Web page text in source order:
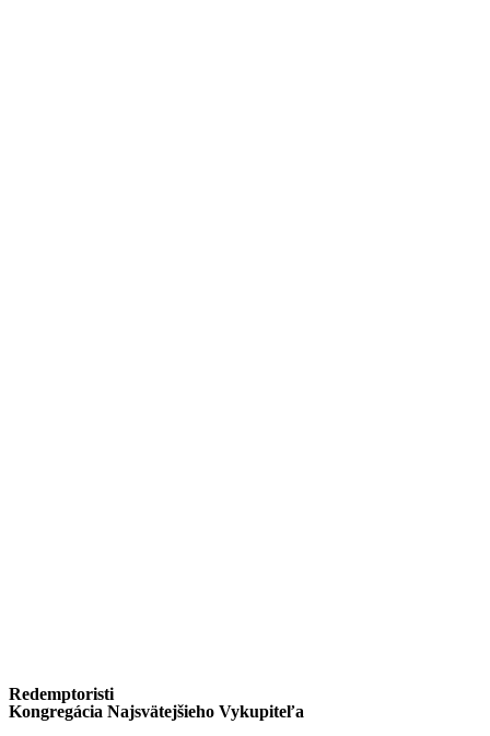
Redemptoristi
Kongregácia Najsvätejšieho Vykupiteľa